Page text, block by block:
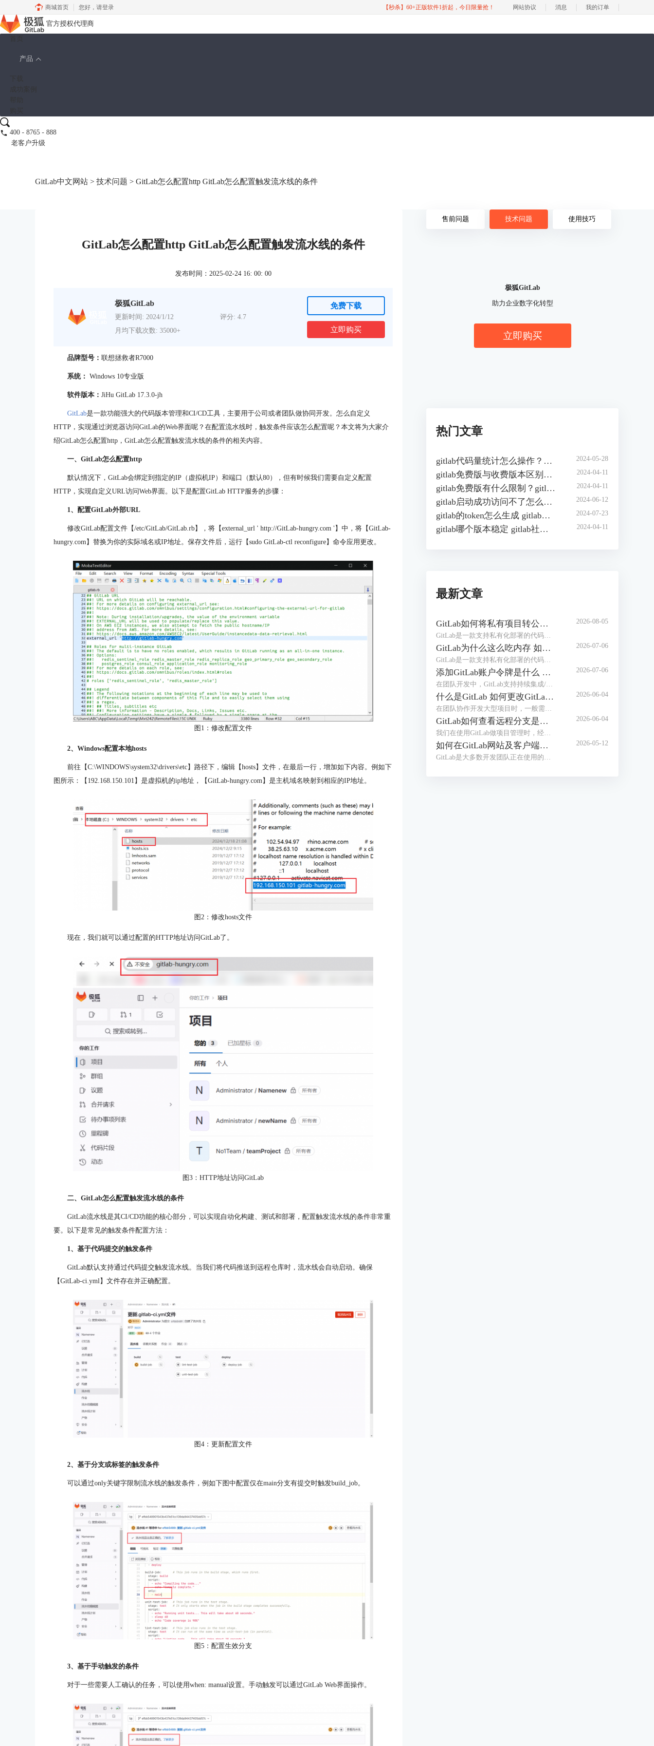
商城首页 您好， 请登录 【秒杀】60+正版软件1折起，今日限量抢！ 网站协议 消息 我的订单
官方授权代理商
产品
400 - 8765 - 888
老客户升级
GitLab中文网站 > 技术问题 > GitLab怎么配置http GitLab怎么配置触发流水线的条件
GitLab怎么配置http GitLab怎么配置触发流水线的条件
发布时间：2025-02-24 16: 00: 00
极狐GitLab
更新时间: 2024/1/12
评分: 4.7
月均下载次数: 35000+
免费下载
立即购买
品牌型号： 联想拯救者R7000
系统： Windows 10专业版
软件版本： JiHu GitLab 17.3.0-jh
GitLab是一款功能强大的代码版本管理和CI/CD工具，主要用于公司或者团队做协同开发。怎么自定义
HTTP，实现通过浏览器访问GitLab的Web界面呢？在配置流水线时，触发条件应该怎么配置呢？本文将为大家介
绍GitLab怎么配置http，GitLab怎么配置触发流水线的条件的相关内容。
一、GitLab怎么配置http
默认情况下，GitLab会绑定到指定的IP（虚拟机IP）和端口（默认80），但有时候我们需要自定义配置
HTTP，实现自定义URL访问Web界面。以下是配置GitLab HTTP服务的步骤：
1、配置GitLab外部URL
修改GitLab配置文件【/etc/GitLab/GitLab.rb】，将【external_url ' http://GitLab-hungry.com '】中，将【GitLab-
hungry.com】替换为你的实际域名或IP地址。保存文件后，运行【sudo GitLab-ctl reconfigure】命令应用更改。
图1：修改配置文件
2、Windows配置本地hosts
前往【C:\WINDOWS\system32\drivers\etc】路径下，编辑【hosts】文件，在最后一行，增加如下内容。例如下
图所示：【192.168.150.101】是虚拟机的ip地址，【GitLab-hungry.com】是主机域名映射到相应的IP地址。
图2：修改hosts文件
现在，我们就可以通过配置的HTTP地址访问GitLab了。
图3：HTTP地址访问GitLab
二、GitLab怎么配置触发流水线的条件
GitLab流水线是其CI/CD功能的核心部分，可以实现自动化构建、测试和部署，配置触发流水线的条件非常重
要。以下是常见的触发条件配置方法：
1、基于代码提交的触发条件
GitLab默认支持通过代码提交触发流水线。当我们将代码推送到远程仓库时，流水线会自动启动。确保
【GitLab-ci.yml】文件存在并正确配置。
图4：更新配置文件
2、基于分支或标签的触发条件
可以通过only关键字限制流水线的触发条件，例如下图中配置仅在main分支有提交时触发build_job。
图5：配置生效分支
3、基于手动触发的条件
对于一些需要人工确认的任务，可以使用when: manual设置。手动触发可以通过GitLab Web界面操作。
售前问题 技术问题 使用技巧
极狐GitLab
助力企业数字化转型
立即购买
热门文章
gitlab代码量统计怎么操作？如何在gitlab中自动统计代码行数？ 2024-05-28
gitlab免费版与收费版本区别？gitlab企业版怎样收费？ 2024-04-11
gitlab免费版有什么限制？gitlab免费版可以几人用？ 2024-04-11
gitlab启动成功访问不了怎么办？gitlab无法访问页面有哪些原因？ 2024-06-12
gitlab的token怎么生成 gitlab的access token怎么查询 2024-07-23
gitlab哪个版本稳定 gitlab社区版和企业版的区别 2024-04-11
最新文章
GitLab如何将私有项目转公开项目 GitLab如何将项目移到组中
GitLab是一款支持私有化部署的代码管理和协作平台，在实际工作中，创建项目仓库可能设置成了私有仓库，后期可能需要将其转为公共项目。或者随着项目团队扩张、部门调整，导致项目仓库杂乱，可以按照开发团队创建【组】，方便统一管理。下面本文将为大家介绍GitLab如何将私有项目转公开项目，GitLab如何将项目移到组中的相关内容。
2026-08-05
GitLab为什么这么吃内存 如何解决GitLab内存占用过大的问题
GitLab是一款支持私有化部署的代码托管平台，在日常使用时，可能会遇到GitLab的服务器内存占用率高，导致团队成员在提交代码、执行CI/CD构建时，GitLab页面加载卡顿、响应超时，在提交代码的高峰期、严重影响提交效率，甚至可能导致无法正常拉取、提交代码。本文将为大家介绍GitLab为什么这么吃内存，如何解决GitLab内存占用过大的问题的相关内容。
2026-07-06
添加GitLab账户令牌是什么 GitLab如何设置令牌
在团队开发中，GitLab支持持续集成/部署，并且支持本地私有化部署，是很多开发团队正在使用的代码管理工具。员工在使用GitLab拉取代码时，配置令牌可以免密登录，更加安全高效。那么GitLab令牌是什么，怎么设置令牌呢？本文将为大家介绍添加GitLab账户令牌是什么，GitLab如何设置令牌的相关内容。
2026-07-06
什么是GitLab 如何更改GitLab的初始密码
在团队协作开发大型项目时，一般需要使用项目管理工具，比较常用的是Gitee、GitLab等，如果对项目安全性要求较高，需要私有化部署，建议部署GitLab后团队之间使用。很多用户并不知道GitLab是什么，初次拿到GitLab账号后怎么修改初始化密码呢？本文将为大家介绍什么是GitLab，如何更改GitLab的初始密码的相关内容。
2026-06-04
GitLab如何查看远程分支是基于哪个分支创建的 GitLab怎么切换当前开发分支
我们在使用GitLab做项目管理时，经常会创建多个分支。合理的分支体系能够保证项目顺利推进，在使用分支时，我们需要知道远程分支的创建源头，从而知道代码之间的关系，避免合并冲突。拉取代码后，需要切换到指定分支开发，应该怎么切换分支呢？本文将为大家介绍GitLab如何查看远程分支是基于哪个分支创建的，GitLab怎么切换当前开发分支的相关内容。
2026-06-04
如何在GitLab网站及客户端同步修改个人密码 客户端怎么免密拉取代码
GitLab是大多数开发团队正在使用的开发工具，很多用户想要在开发工具（例如IDEA）中登录GitLab账户，从而可以快速拉取代码。如果GitLab网站修改了密码，怎么能实现开发工具客户端同步修改呢？每次拉取代码都需要输入密码的情况下，怎么做到免密拉取代码呢？本文将为大家介绍如何在GitLab网站及客户端同步修改个人密码，客户端怎么免密拉取代码的相关内容。
2026-05-12